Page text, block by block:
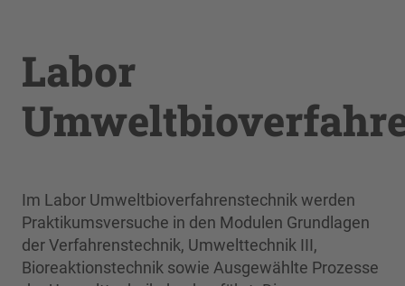
Labor
Im Labor Umweltbioverfahrenstechnik werden
Praktikumsversuche in den Modulen Grundlagen
der Verfahrenstechnik, Umwelttechnik III,
Bioreaktionstechnik sowie Ausgewählte Prozesse